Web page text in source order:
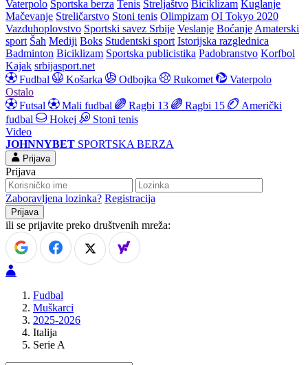
Vaterpolo Sportska berza Tenis Streljaštvo Biciklizam Kuglanje
Mačevanje Streličarstvo Stoni tenis Olimpizam OI Tokyo 2020
Vazduhoplovstvo Sportski savez Srbije Veslanje Boćanje Amaterski
sport Šah Mediji Boks Studentski sport Istorijska razglednica
Badminton Biciklizam Sportska publicistika Padobranstvo Korfbol
Kajak srbijasport.net
Fudbal
Košarka Odbojka Rukomet
Vaterpolo
Ostalo
Futsal
Mali fudbal Ragbi 13 Ragbi 15
Američki
fudbal
Hokej
Stoni tenis
Video
JOHNNYBET SPORTSKA BERZA
Prijava
Prijava
Zaboravljena lozinka? Registracija
ili se prijavite preko društvenih mreža:
Fudbal
Muškarci
2025-2026
Italija
Serie A